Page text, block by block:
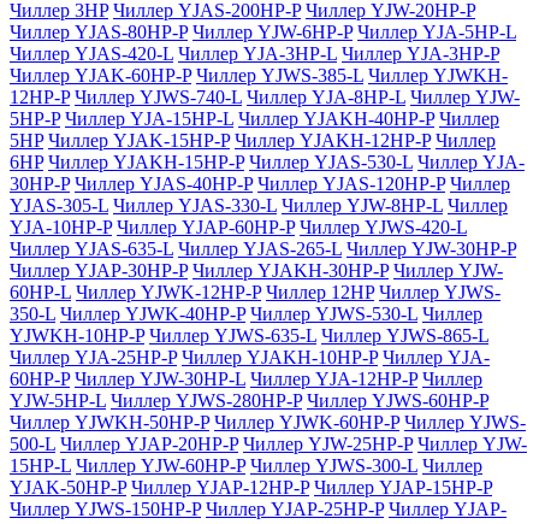
Чиллер 3HP Чиллер YJAS-200HP-P Чиллер YJW-20HP-P
Чиллер YJAS-80HP-P Чиллер YJW-6HP-P Чиллер YJA-5HP-L
Чиллер YJAS-420-L Чиллер YJA-3HP-L Чиллер YJA-3HP-P
Чиллер YJAK-60HP-P Чиллер YJWS-385-L Чиллер YJWKH-
12HP-P Чиллер YJWS-740-L Чиллер YJA-8HP-L Чиллер YJW-
5HP-P Чиллер YJA-15HP-L Чиллер YJAKH-40HP-P Чиллер
5HP Чиллер YJAK-15HP-P Чиллер YJAKH-12HP-P Чиллер
6HP Чиллер YJAKH-15HP-P Чиллер YJAS-530-L Чиллер YJA-
30HP-P Чиллер YJAS-40HP-P Чиллер YJAS-120HP-P Чиллер
YJAS-305-L Чиллер YJAS-330-L Чиллер YJW-8HP-L Чиллер
YJA-10HP-P Чиллер YJAP-60HP-P Чиллер YJWS-420-L
Чиллер YJAS-635-L Чиллер YJAS-265-L Чиллер YJW-30HP-P
Чиллер YJAP-30HP-P Чиллер YJAKH-30HP-P Чиллер YJW-
60HP-L Чиллер YJWK-12HP-P Чиллер 12HP Чиллер YJWS-
350-L Чиллер YJWK-40HP-P Чиллер YJWS-530-L Чиллер
YJWKH-10HP-P Чиллер YJWS-635-L Чиллер YJWS-865-L
Чиллер YJA-25HP-P Чиллер YJAKH-10HP-P Чиллер YJA-
60HP-P Чиллер YJW-30HP-L Чиллер YJA-12HP-P Чиллер
YJW-5HP-L Чиллер YJWS-280HP-P Чиллер YJWS-60HP-P
Чиллер YJWKH-50HP-P Чиллер YJWK-60HP-P Чиллер YJWS-
500-L Чиллер YJAP-20HP-P Чиллер YJW-25HP-P Чиллер YJW-
15HP-L Чиллер YJW-60HP-P Чиллер YJWS-300-L Чиллер
YJAK-50HP-P Чиллер YJAP-12HP-P Чиллер YJAP-15HP-P
Чиллер YJWS-150HP-P Чиллер YJAP-25HP-P Чиллер YJAP-